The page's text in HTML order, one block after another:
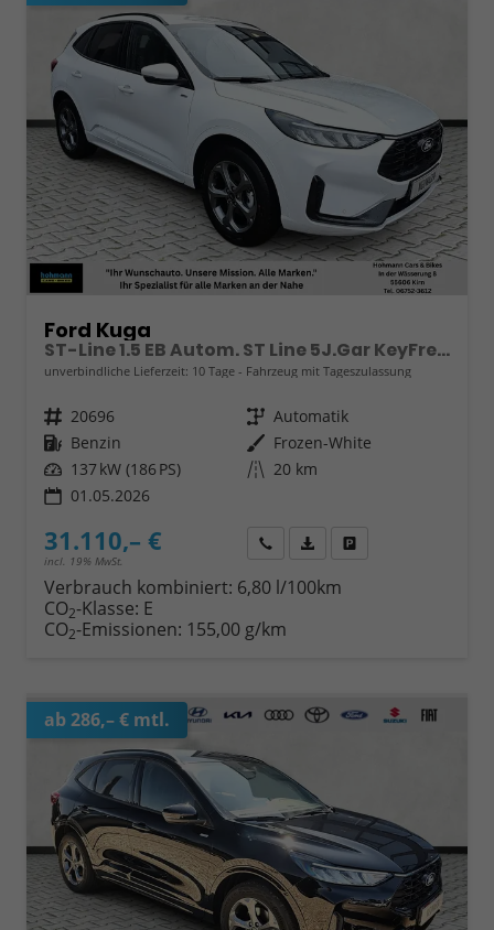
Ford Kuga
ST-Line 1.5 EB Autom. ST Line 5J.Gar KeyFree Kamera
unverbindliche Lieferzeit: 10 Tage Fahrzeug mit Tageszulassung
Fahrzeugnr. 20696 Getriebe Automatik
Kraftstoff Benzin Außenfarbe Frozen-White
Leistung 137 kW (186 PS) Kilometerstand 20 km
01.05.2026
31.110,– €
incl. 19% MwSt.
Wir rufen Sie anFahrzeugexposé (PDF)
Verbrauch kombiniert: 6,80 l/100km
CO2-Klasse: E
CO2-Emissionen: 155,00 g/km
ab 286,– € mtl.